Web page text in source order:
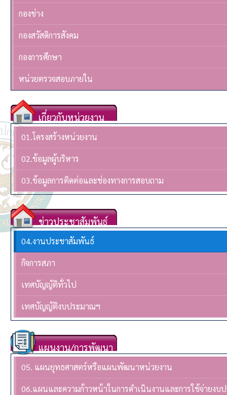
กองช่าง
กองสวัสดิการสังคม
กองการศึกษา
หน่วยตรวจสอบภายใน
เกี่ยวกับหน่วยงาน
01.โครงสร้างหน่วยงาน
02.ข้อมูลผู้บริหาร
03.ข้อมูลการติดต่อและช่องทางการสอบถาม
ข่าวประชาสัมพันธ์
04.งานประชาสัมพันธ์
กิจการสภา
เทศบัญญัติทั่วไป
เทศบัญญัติงบประมาณฯ
แผนงาน/การพัฒนา
05. แผนยุทธศาสตร์หรือแผนพัฒนาหน่วยงาน
06.แผนและความก้าวหน้าในการดำเนินงานและการใช้จ่ายงบ